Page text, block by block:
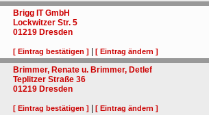
Brigg IT GmbH
Lockwitzer Str. 5
01219 Dresden
[ Eintrag bestätigen ] |[ Eintrag ändern ]
Brimmer, Renate u. Brimmer, Detlef
Teplitzer Straße 36
01219 Dresden
[ Eintrag bestätigen ] |[ Eintrag ändern ]